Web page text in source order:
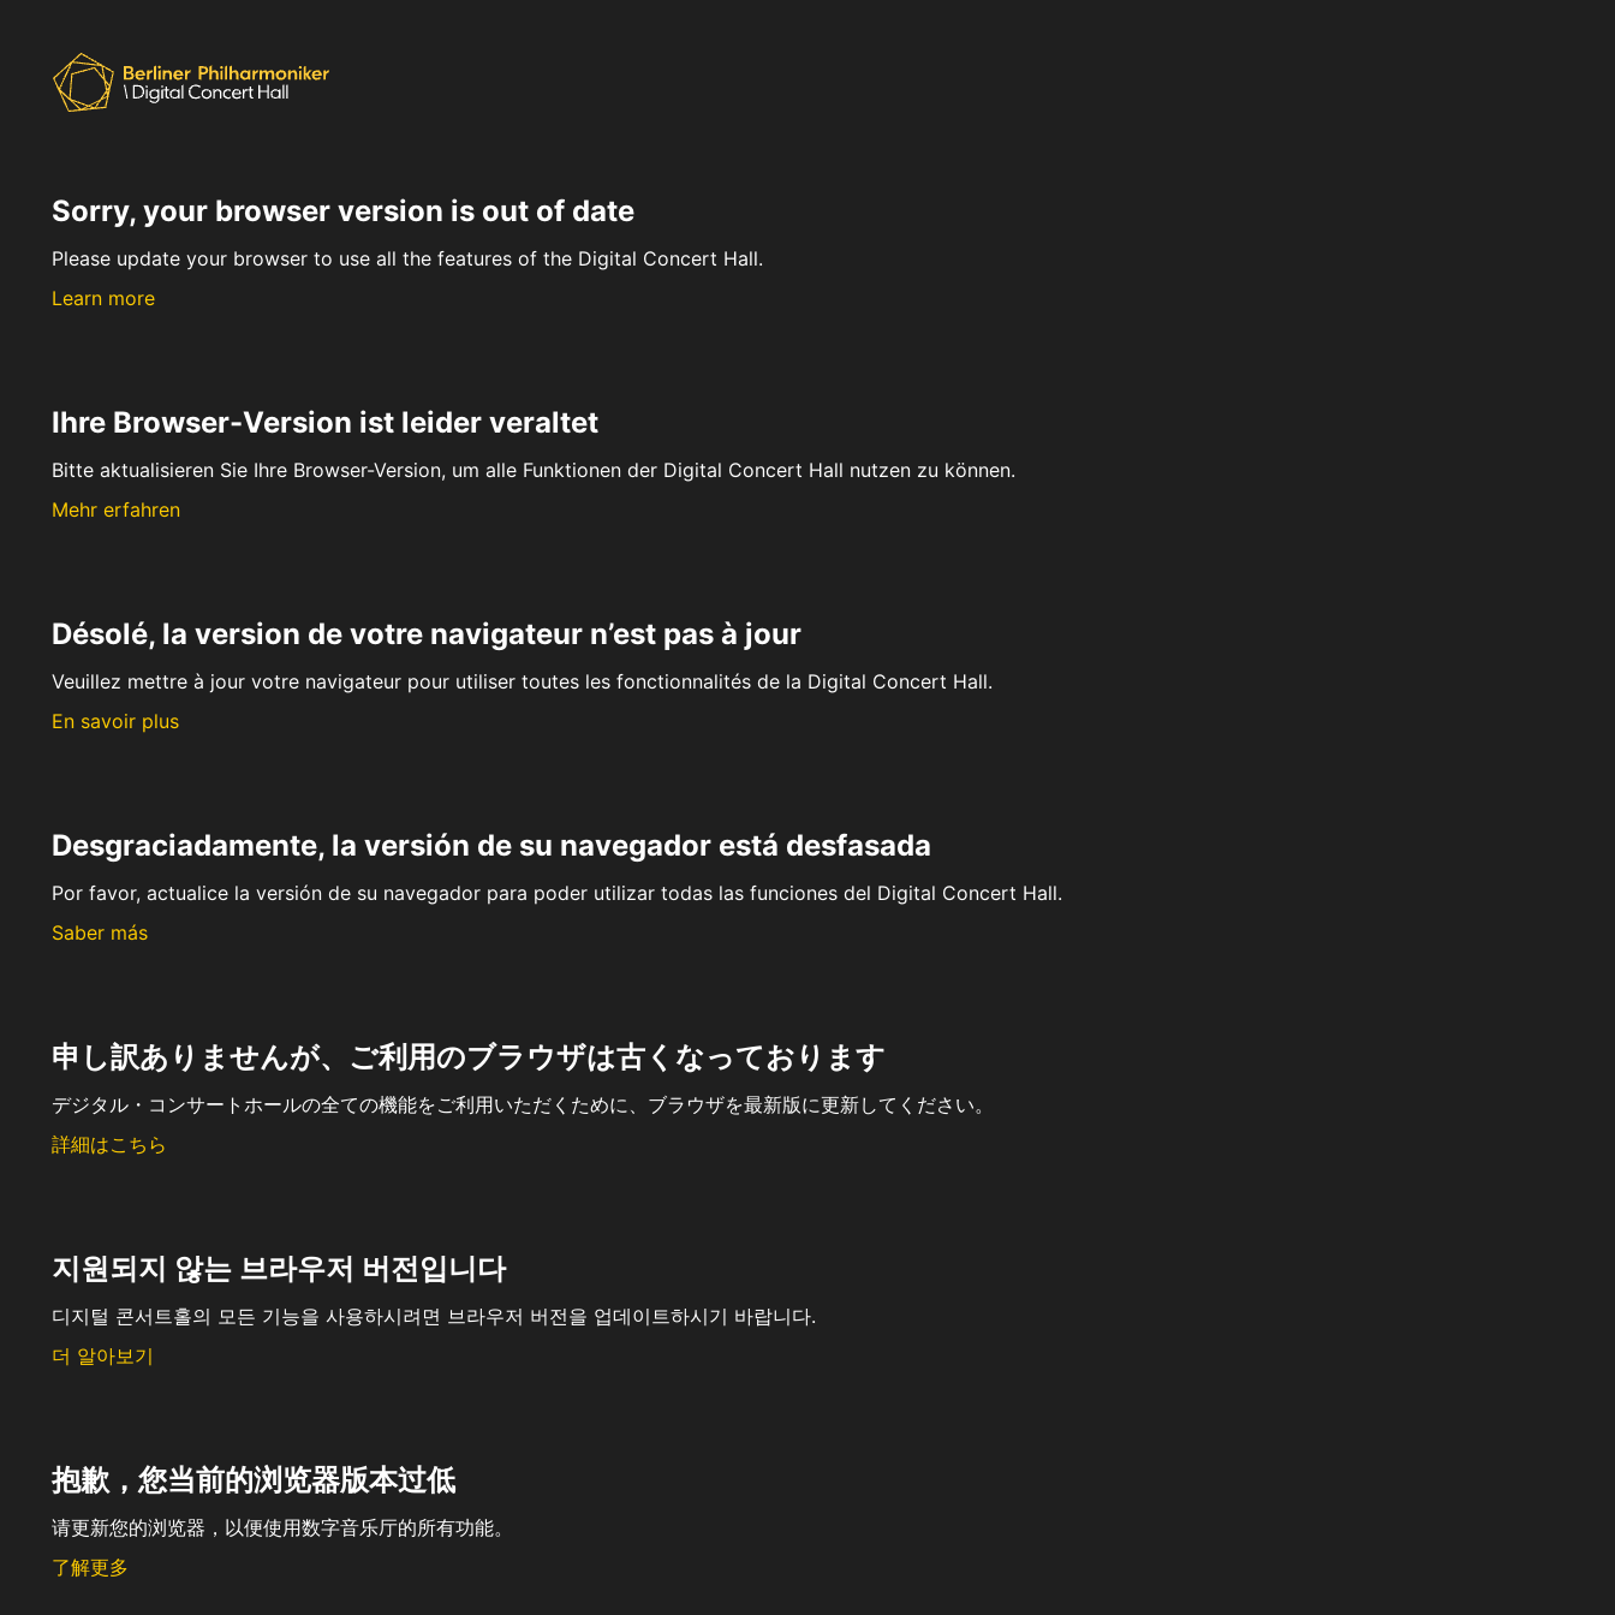
Sorry, your browser version is out of date
Please update your browser to use all the features of the Digital Concert Hall.
Learn more
Ihre Browser-Version ist leider veraltet
Bitte aktualisieren Sie Ihre Browser-Version, um alle Funktionen der Digital Concert Hall nutzen zu können.
Mehr erfahren
Désolé, la version de votre navigateur n’est pas à jour
Veuillez mettre à jour votre navigateur pour utiliser toutes les fonctionnalités de la Digital Concert Hall.
En savoir plus
Desgraciadamente, la versión de su navegador está desfasada
Por favor, actualice la versión de su navegador para poder utilizar todas las funciones del Digital Concert Hall.
Saber más
申し訳ありませんが、ご利用のブラウザは古くなっております
デジタル・コンサートホールの全ての機能をご利用いただくために、ブラウザを最新版に更新してください。
詳細はこちら
지원되지 않는 브라우저 버전입니다
디지털 콘서트홀의 모든 기능을 사용하시려면 브라우저 버전을 업데이트하시기 바랍니다.
더 알아보기
抱歉，您当前的浏览器版本过低
请更新您的浏览器，以便使用数字音乐厅的所有功能。
了解更多